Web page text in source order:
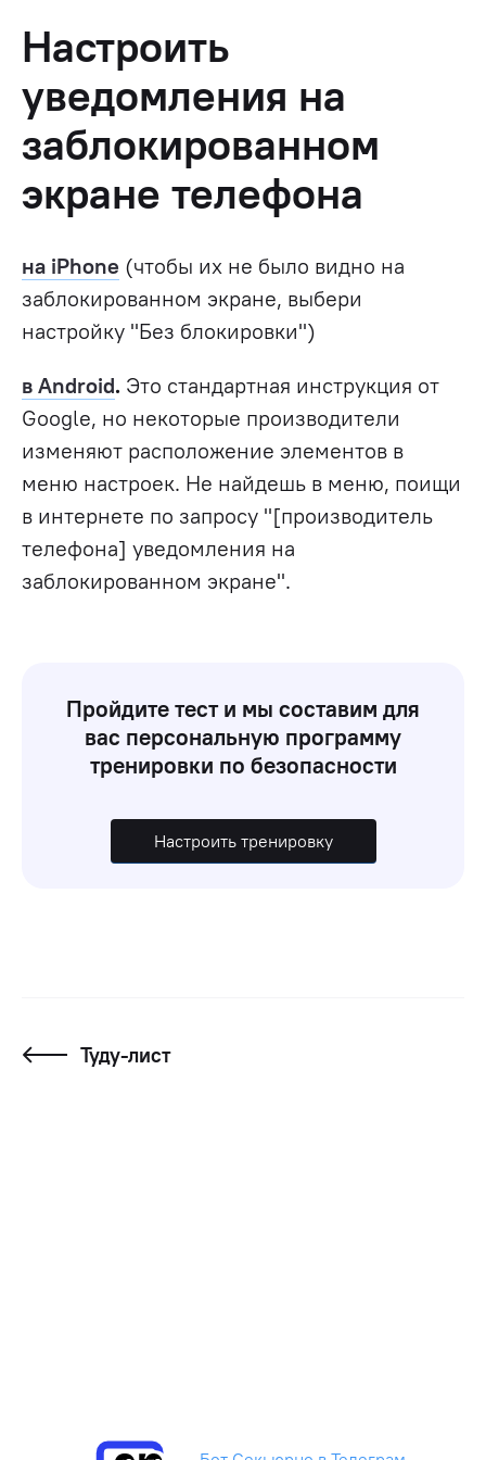
Настроить
уведомления на
заблокированном
экране телефона
на iPhone (чтобы их не было видно на
заблокированном экране, выбери
настройку "Без блокировки")
в Android. Это стандартная инструкция от
Google, но некоторые производители
изменяют расположение элементов в
меню настроек. Не найдешь в меню, поищи
в интернете по запросу "[производитель
телефона] уведомления на
заблокированном экране".
Пройдите тест и мы составим для
вас персональную программу
тренировки по безопасности
Настроить тренировку
Туду-лист